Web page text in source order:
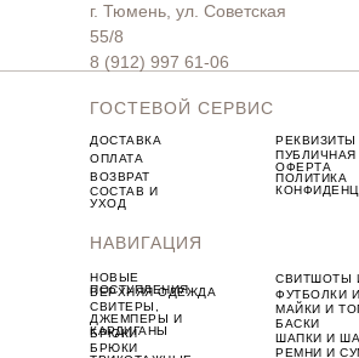
ГОСТЕВОЙ СЕРВИС
г. Тюмень, ул. Советская
55/8
8 (912) 997 61-06
НАВИГАЦИЯ
ДОСТАВКА
ВОЗВРАТ
СОСТАВ И
УХОД
РЕКВИЗИТЫ
ПОЛИТИКА
ОПЛАТА
ПУБЛИЧНАЯ
ОФЕРТА
НОВЫЕ
ПОСТУПЛЕНИЯ
СВИТЕРЫ,
ДЖЕМПЕРЫ И
КАРДИГАНЫ
БРЮКИ
БРЮКИ
ВЕРХНЯЯ ОДЕЖДА
БАСКИ
РЕМНИ И
ФУТБОЛКИ
СВИТШОТЫ
МАЙКИ И
ШАПКИ И